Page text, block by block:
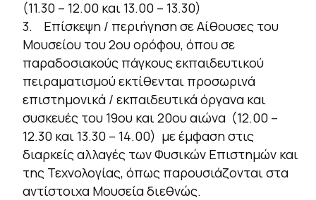
(11.30 – 12.00 και 13.00 – 13.30)
3. Επίσκεψη / περιήγηση σε Αίθουσες του
Μουσείου του 2ου ορόφου, όπου σε
παραδοσιακούς πάγκους εκπαιδευτικού
πειραματισμού εκτίθενται προσωρινά
επιστημονικά / εκπαιδευτικά όργανα και
συσκευές του 19ου και 20ου αιώνα (12.00 –
12.30 και 13.30 – 14.00) με έμφαση στις
διαρκείς αλλαγές των Φυσικών Επιστημών και
της Τεχνολογίας, όπως παρουσιάζονται στα
αντίστοιχα Μουσεία διεθνώς.